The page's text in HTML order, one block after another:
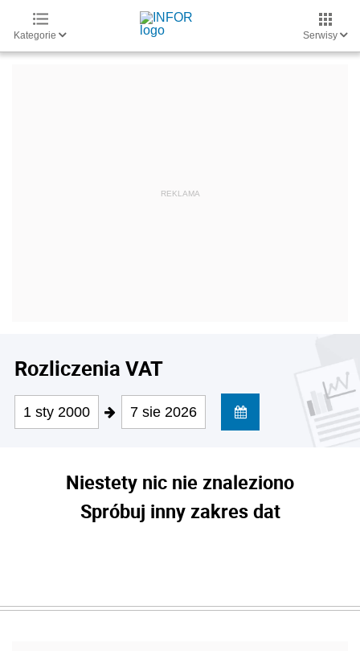
Kategorie Serwisy
Rozliczenia VAT
1 sty 2000 7 sie 2026
Niestety nic nie znaleziono
Spróbuj inny zakres dat